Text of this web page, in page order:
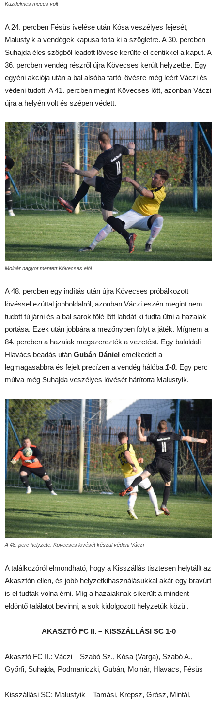
Küzdelmes meccs volt
A 24. percben Fésüs ívelése után Kósa veszélyes fejesét,
Malustyik a vendégek kapusa tolta ki a szögletre. A 30. percben
Suhajda éles szögből leadott lövése kerülte el centikkel a kaput. A
36. percben vendég részről újra Kövecses került helyzetbe. Egy
egyéni akciója után a bal alsóba tartó lövésre még leért Váczi és
védeni tudott. A 41. percben megint Kövecses lőtt, azonban Váczi
újra a helyén volt és szépen védett.
Molnár nagyot mentett Kövecses elől
A 48. percben egy indítás után újra Kövecses próbálkozott
lövéssel ezúttal jobboldalról, azonban Váczi eszén megint nem
tudott túljárni és a bal sarok fölé lőtt labdát ki tudta ütni a hazaiak
portása. Ezek után jobbára a mezőnyben folyt a játék. Mígnem a
84. percben a hazaiak megszerezték a vezetést. Egy baloldali
Hlavács beadás után Gubán Dániel emelkedett a
legmagasabbra és fejelt precízen a vendég hálóba 1-0. Egy perc
múlva még Suhajda veszélyes lövését hárította Malustyik.
A 48. perc helyzete: Kövecses lövését készül védeni Váczi
A találkozóról elmondható, hogy a Kisszállás tisztesen helytállt az
Akasztón ellen, és jobb helyzetkihasználásukkal akár egy bravúrt
is el tudtak volna érni. Míg a hazaiaknak sikerült a mindent
eldöntő találatot bevinni, a sok kidolgozott helyzetük közül.
AKASZTÓ FC II. – KISSZÁLLÁSI SC 1-0
Akasztó FC II.: Váczi – Szabó Sz., Kósa (Varga), Szabó A.,
Győrfi, Suhajda, Podmaniczki, Gubán, Molnár, Hlavács, Fésüs
Kisszállási SC: Malustyik – Tamási, Krepsz, Grósz, Mintál,